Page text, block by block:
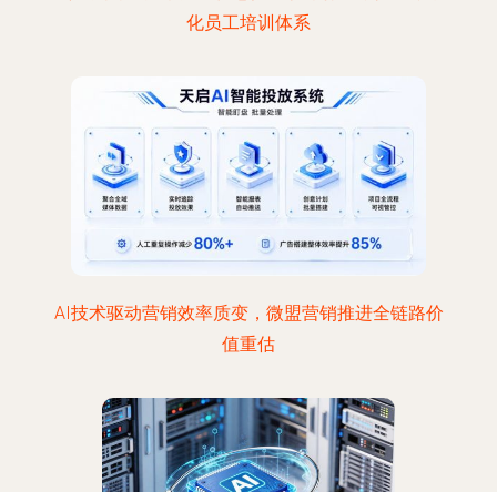
化员工培训体系
AI技术驱动营销效率质变，微盟营销推进全链路价
值重估